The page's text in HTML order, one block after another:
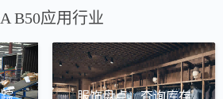
B50应用行业